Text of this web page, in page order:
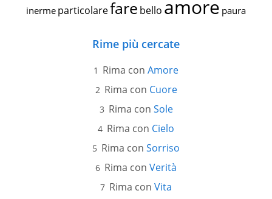
inerme particolarefare bello amore paura
Rime più cercate
Rima con Amore
Rima con Cuore
Rima con Sole
Rima con Cielo
Rima con Sorriso
Rima con Verità
Rima con Vita